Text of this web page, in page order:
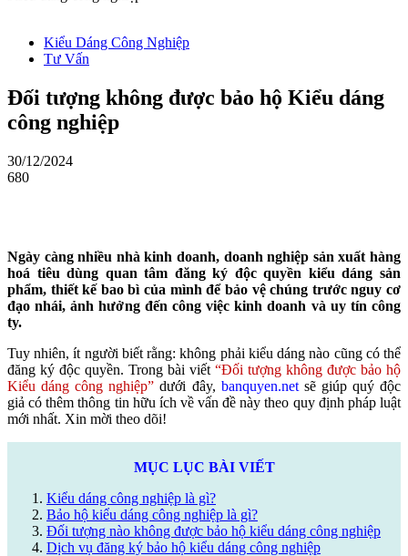
Kiểu Dáng Công Nghiệp
Tư Vấn
Đối tượng không được bảo hộ Kiểu dáng
công nghiệp
30/12/2024
680
Ngày càng nhiều nhà kinh doanh, doanh nghiệp sản xuất hàng
hoá tiêu dùng quan tâm đăng ký độc quyền kiểu dáng sản
phẩm, thiết kế bao bì của mình để bảo vệ chúng trước nguy cơ
đạo nhái, ảnh hưởng đến công việc kinh doanh và uy tín công
ty.
Tuy nhiên, ít người biết rằng: không phải kiểu dáng nào cũng có thể
đăng ký độc quyền. Trong bài viết “Đối tượng không được bảo hộ
Kiểu dáng công nghiệp” dưới đây, banquyen.netsẽ giúp quý độc
giả có thêm thông tin hữu ích về vấn đề này theo quy định pháp luật
mới nhất. Xin mời theo dõi!
MỤC LỤC BÀI VIẾT
Kiểu dáng công nghiệp là gì?
Bảo hộ kiểu dáng công nghiệp là gì?
Đối tượng nào không được bảo hộ kiểu dáng công nghiệp
Dịch vụ đăng ký bảo hộ kiểu dáng công nghiệp